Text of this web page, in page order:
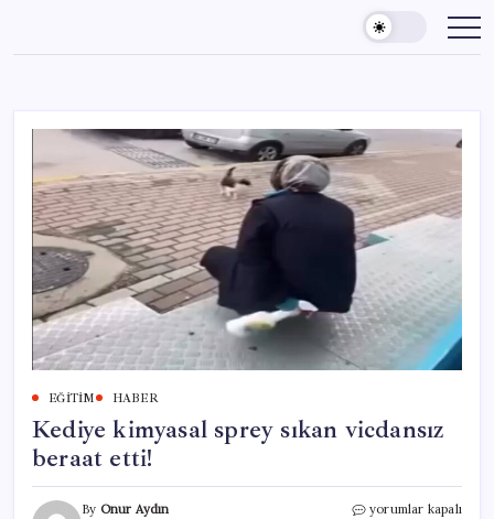
content
EĞITIM HABER
Kediye kimyasal sprey sıkan vicdansız
beraat etti!
By Onur Aydın
Kediye
yorumlar kapalı